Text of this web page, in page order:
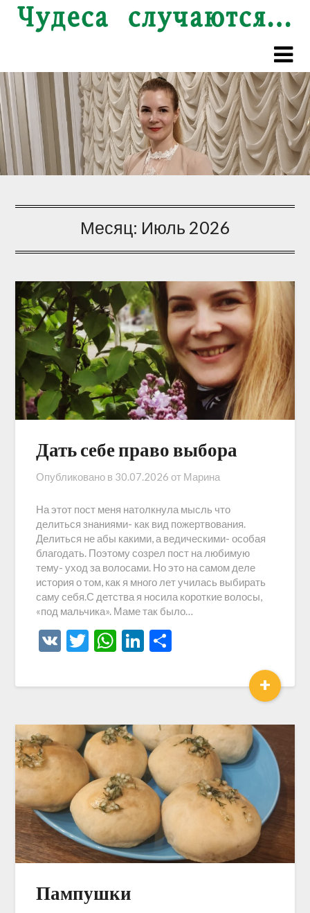
Перейти
Месяц: Июль 2026
Дать себе право выбора
Опубликовано в 30.07.2026 от Марина
На этот пост меня натолкнула мысль что
делиться знаниями- как вид пожертвования.
Делиться не абы какими, а ведическими- особая
благодать. Поэтому созрел пост на любимую
тему- уход за волосами. Но это на самом деле
история о том, как я много лет училась выбирать
саму себя.С детства я носила короткие волосы,
«под мальчика». Маме так было…
VK Twitter
WhatsApp
LinkedIn
+
Пампушки